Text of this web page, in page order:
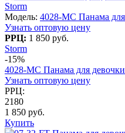
Storm
Модель: 4028-МC Панама
Узнать оптовую цену
РРЦ: 1 850 руб.
Storm
-15%
4028-МC Панама для
Узнать оптовую цену
РРЦ:
2180
1 850 руб.
Купить